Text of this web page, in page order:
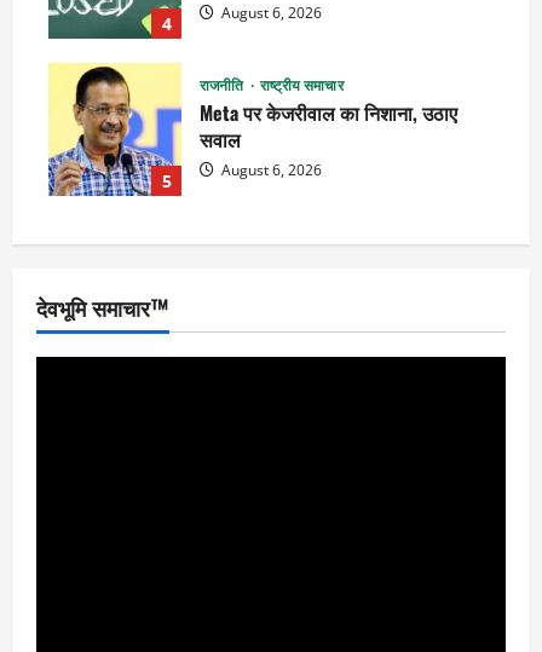
4 August 6, 2026
5
राजनीति राष्ट्रीय समाचार
Meta पर केजरीवाल का निशाना, उठाए
सवाल
August 6, 2026
देवभूमि समाचार™